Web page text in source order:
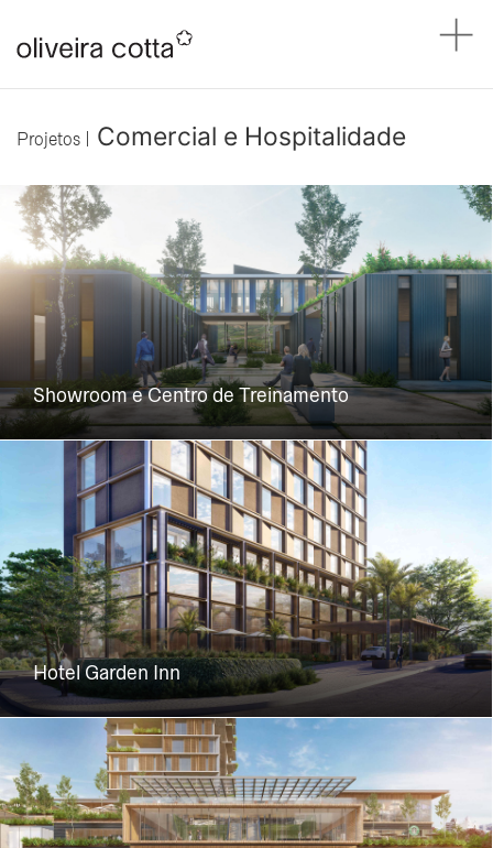
Projetos | Comercial e Hospitalidade
Showroom e Centro de Treinamento
Hotel Garden Inn